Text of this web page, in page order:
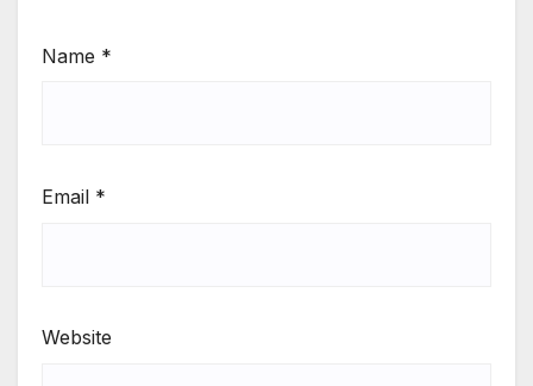
Name *
Email *
Website